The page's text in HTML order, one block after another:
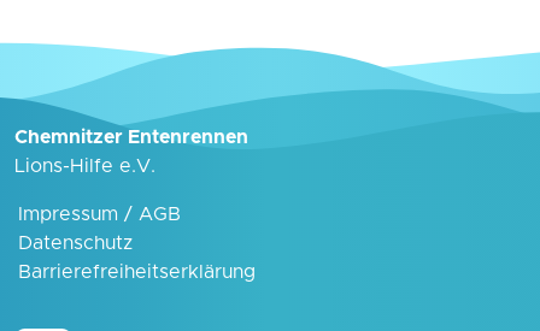
Chemnitzer Entenrennen
Lions-Hilfe e.V.
Impressum / AGB
Datenschutz
Barriere­freiheits­erklärung